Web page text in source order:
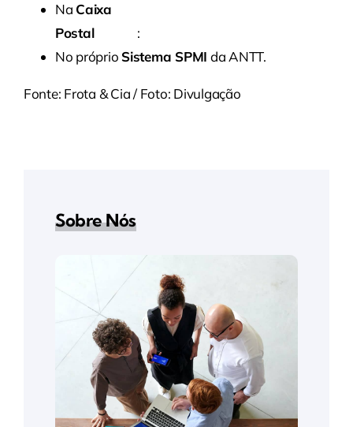
Na Caixa
Postal
:
No próprio Sistema SPMI da ANTT.
Fonte: Frota & Cia / Foto: Divulgação
Sobre Nós